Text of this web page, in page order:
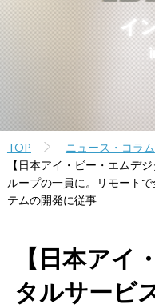
イ
TOP ニュース・コラム
【日本アイ・ビー・エムデ
ループの一員に。リモート
テムの開発に従事
【日本アイ
タルサービ